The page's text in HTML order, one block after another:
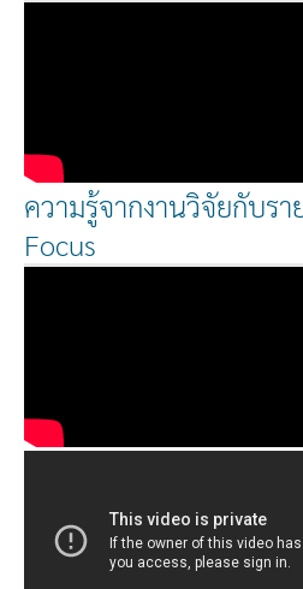
ความรู้จากงานวิจัยกับรา
Focus